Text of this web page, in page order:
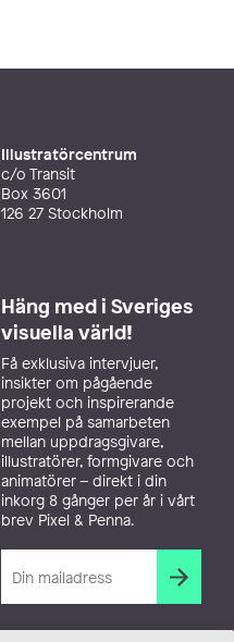
Illustratörcentrum
c/o Transit
Box 3601
126 27 Stockholm
Häng med i Sveriges
visuella värld!
Få exklusiva intervjuer,
insikter om pågående
projekt och inspirerande
exempel på samarbeten
mellan uppdragsgivare,
illustratörer, formgivare och
animatörer – direkt i din
inkorg 8 gånger per år i vårt
brev Pixel & Penna.